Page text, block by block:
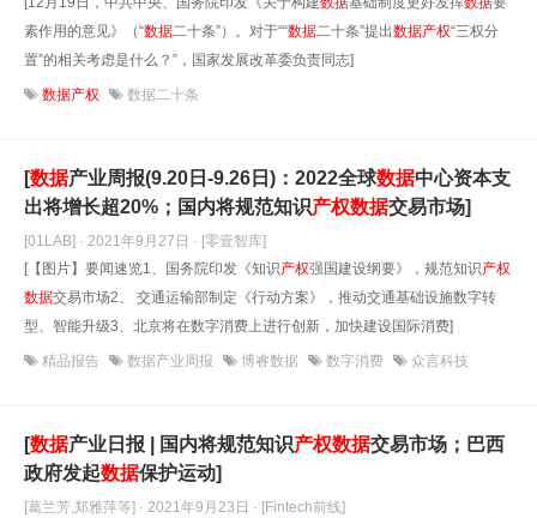
素作用的意见》（“数据二十条”）。对于““数据二十条”提出数据产权“三权分
置”的相关考虑是什么？”，国家发展改革委负责同志]
数据产权 数据二十条
[数据产业周报(9.20日-9.26日)：2022全球数据中心资本支
出将增长超20%；国内将规范知识产权数据交易市场]
[01LAB] · 2021年9月27日 · [零壹智库]
[【图片】要闻速览1、国务院印发《知识产权强国建设纲要》，规范知识产权
数据交易市场2、 交通运输部制定《行动方案》，推动交通基础设施数字转
型、智能升级3、北京将在数字消费上进行创新，加快建设国际消费]
精品报告 数据产业周报 博睿数据 数字消费 众言科技
[数据产业日报 | 国内将规范知识产权数据交易市场；巴西
政府发起数据保护运动]
[葛兰芳,郑雅萍等] · 2021年9月23日 · [Fintech前线]